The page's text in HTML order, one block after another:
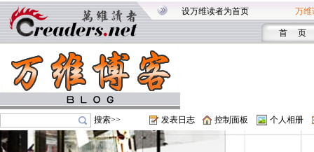
设万维读者为首页 万维
首 页
搜索>> 发表日志 控制面板 个人相册